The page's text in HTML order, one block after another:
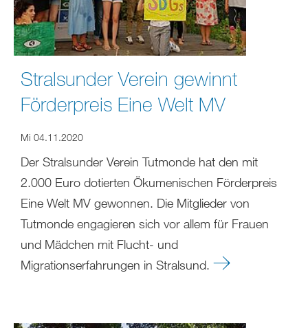
Stralsunder Verein gewinnt
Förderpreis Eine Welt MV
Mi 04.11.2020
Der Stralsunder Verein Tutmonde hat den mit
2.000 Euro dotierten Ökumenischen Förderpreis
Eine Welt MV gewonnen. Die Mitglieder von
Tutmonde engagieren sich vor allem für Frauen
und Mädchen mit Flucht- und
Migrationserfahrungen in Stralsund.